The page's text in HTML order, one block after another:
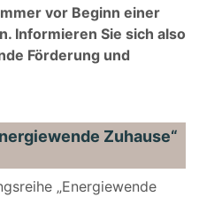
vor Beginn einer
Informieren Sie sich also
Förderung und
Zuhause“
„Energiewende